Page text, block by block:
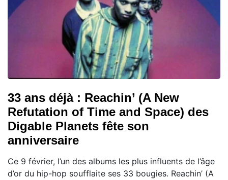
33 ans déjà : Reachin’ (A New
Refutation of Time and Space) des
Digable Planets fête son
anniversaire
Ce 9 février, l’un des albums les plus influents de l’âge
d’or du hip-hop soufflaite ses 33 bougies. Reachin’ (A